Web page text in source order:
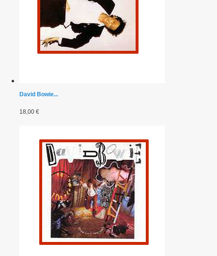
David Bowie...
18,00 €